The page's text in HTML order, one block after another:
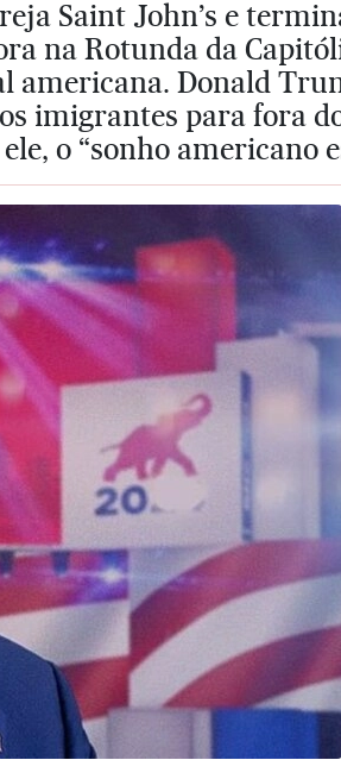
Saint John’s e
na Rotunda da
americana. Donald
imigrantes para fora
o “sonho americano